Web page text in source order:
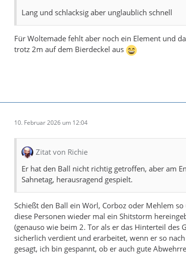
Lang und schlacksig aber unglaublich schnell
Für Woltemade fehlt aber noch ein Element und
trotz 2m auf dem Bierdeckel aus
10. Februar 2026 um 12:04
Zitat von Richie
Er hat den Ball nicht richtig getroffen, aber am
Sahnetag, herausragend gespielt.
Schießt den Ball ein Wörl, Corboz oder Mehlem
diese Personen wieder mal ein Shitstorm
(genauso wie beim 2. Tor als er das Hinterteil des
sicherlich verdient und erarbeitet, wenn er so
gesagt, ich bin gespannt, ob er auch gute